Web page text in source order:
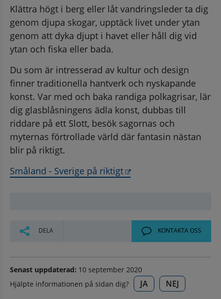
Klättra högt i berg eller låt vandringsleder ta dig
genom djupa skogar, upptäck livet under ytan
genom att dyka djupt i havet eller håll dig vid
ytan och fiska eller bada.
Du som är intresserad av kultur och design
finner traditionella hantverk och nyskapande
konst. Var med och baka randiga polkagrisar, lär
dig glasblåsningens ädla konst, dubbas till
riddare på ett Slott, besök sagornas och
myternas förtrollade värld där fantasin nästan
blir på riktigt.
Småland - Sverige på riktigt Länk till annan
DELA KONTAKTA OSS
Senast uppdaterad: 10 september 2020
Hjälpte informationen på sidan dig?
JA NEJ